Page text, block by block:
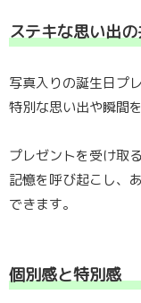
ステキな思い出
写真入りの誕生日プ
特別な思い出や瞬間
プレゼントを受け取
記憶を呼び起こし、
できます。
個別感と特別感